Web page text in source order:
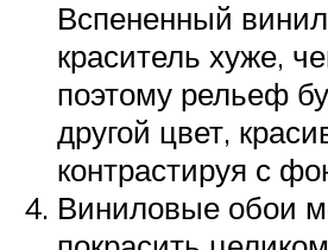
Вспененный
краситель хуже,
поэтому рельеф
другой цвет,
контрастируя с
Виниловые обои